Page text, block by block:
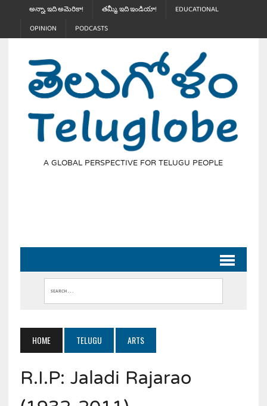
అన్నా, ఇది అమెరికా! తమ్మీ, ఇది ఇండియా!
EDUCATIONAL
OPINION
PODCASTS
A GLOBAL PERSPECTIVE FOR TELUGU PEOPLE
HOME TELUGU ARTS
R.I.P: Jaladi Rajarao